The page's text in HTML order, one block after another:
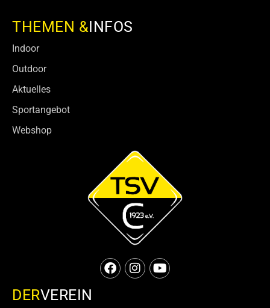
THEMEN &INFOS
Indoor
Outdoor
Aktuelles
Sportangebot
Webshop
DERVEREIN